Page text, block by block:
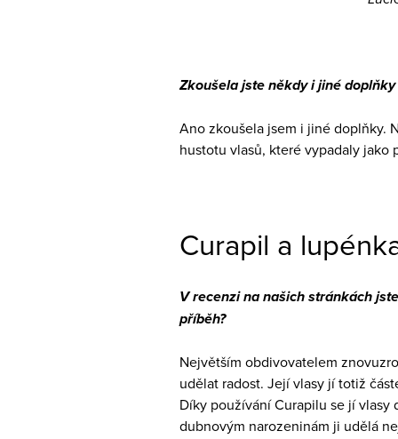
Zkoušela jste někdy i jiné
Ano zkoušela jsem i jiné doplňky.
hustotu vlasů, které vypadaly jako
Curapil a
V recenzi na našich stránkách
příběh?
Největším obdivovatelem
udělat radost. Její vlasy jí totiž
Díky používání Curapilu se jí
dubnovým narozeninám ji udělá